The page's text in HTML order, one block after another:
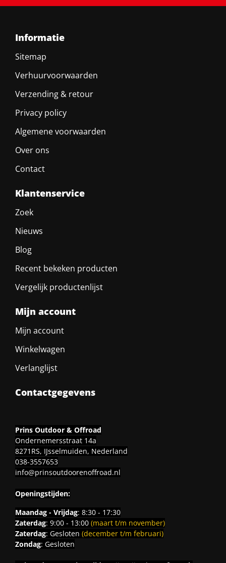
Informatie
Sitemap
Verhuurvoorwaarden
Verzending & retour
Privacy policy
Algemene voorwaarden
Over ons
Contact
Klantenservice
Zoek
Nieuws
Blog
Recent bekeken producten
Vergelijk productenlijst
Mijn account
Mijn account
Winkelwagen
Verlanglijst
Contactgegevens
Prins Outdoor & Offroad
Ondernemersstraat 14a
8271RS, IJsselmuiden, Nederland
038-3557653
info@prinsoutdoorenoffroad.nl
Openingstijden:
Maandag - Vrijdag: 8:30 - 17:30
Zaterdag: 9:00 - 13:00 (maart t/m november)
Zaterdag: Gesloten (december t/m februari)
Zondag: Gesloten